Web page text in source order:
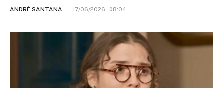
ANDRÉ SANTANA 17/06/2026 - 08:04